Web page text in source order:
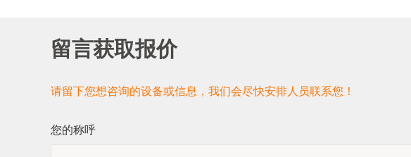
留言获取报价
请留下您想咨询的设备或信息，我们会尽快安排人员联系您！
您的称呼